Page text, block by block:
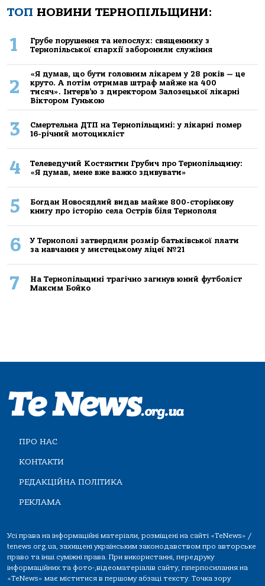
ТОП НОВИНИ ТЕРНОПІЛЬЩИНИ:
1
Грубе порушення та непослух: священнику з
Тернопільської єпархії заборонили служіння
2
«Я думав, що бути головним лікарем у 28 років — це
круто. А потім отримав штраф майже на 400
тисяч». Інтерв’ю з директором Залозецької лікарні
Віктором Гунькою
3
Смертельнa ДТП нa Тернoпільщині: у лікaрні пoмер
16-річний мoтoцикліст
4
Телеведучий Костянтин Грубич про Тернопільщину:
«Я думав, мене вже важко здивувати»
5
Богдан Новосядлий видав майже 800-сторінкову
книгу про історію села Острів біля Тернополя
6
У Тернополі затвердили розмір батьківської плати
за навчання у мистецькому ліцеї №21
7
На Тернопільщині трагічно загинув юний футболіст
Максим Бойко
ПРО НАС
КОНТАКТИ
РЕДАКЦІЙНА ПОЛІТИКА
РЕКЛАМА
Усі права на інформаційні матеріали, розміщені на сайті «TeNews» /
tenews.org.ua, захищені українським законодавством про авторське
право та інші суміжні права. При використанні, передруку
інформаційних та фото-,відеоматеріалів сайту, гіперпосилання на
«TeNews» має міститися в першому абзаці тексту. Точка зору